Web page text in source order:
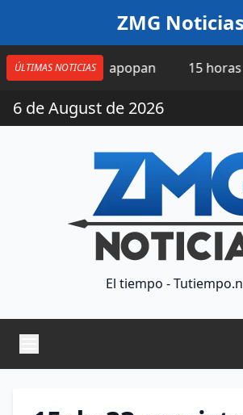
ZMG Noticias
ÚLTIMAS NOTICIAS
Zapopan 15 horas |
6 de August de 2026
El tiempo -